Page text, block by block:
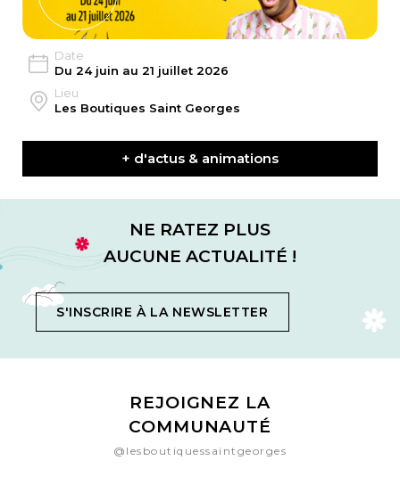
Date
Du 24 juin au 21 juillet 2026
Lieu
Les Boutiques Saint Georges
+ d'actus & animations
NE RATEZ PLUS
AUCUNE ACTUALITÉ !
S'INSCRIRE À LA NEWSLETTER
REJOIGNEZ LA
COMMUNAUTÉ
@lesboutiquessaintgeorges